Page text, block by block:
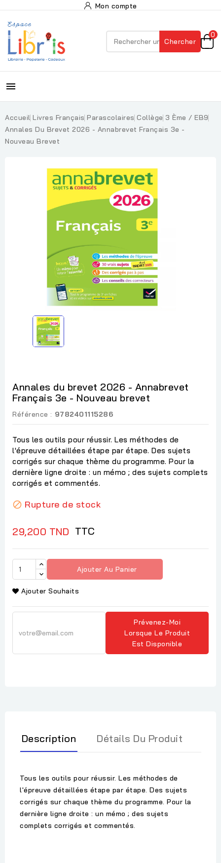
Mon compte
Chercher
0

Accueil Livres Français Parascolaires Collège 3 Ème / EB9
Annales Du Brevet 2026 - Annabrevet Français 3e -
Nouveau Brevet
Annales du brevet 2026 - Annabrevet
Français 3e - Nouveau brevet
Référence : 9782401115286
Tous les outils pour réussir. Les méthodes de
l'épreuve détaillées étape par étape. Des sujets
corrigés sur chaque thème du programme. Pour la
dernière ligne droite : un mémo ; des sujets complets
corrigés et commentés.
 Rupture de stock
29,200 TND TTC
Ajouter Au Panier
Ajouter Souhaits
Prévenez-Moi
Lorsque Le Produit
Est Disponible
Description Détails Du Produit
Tous les outils pour réussir. Les méthodes de
l'épreuve détaillées étape par étape. Des sujets
corrigés sur chaque thème du programme. Pour la
dernière ligne droite : un mémo ; des sujets
complets corrigés et commentés.